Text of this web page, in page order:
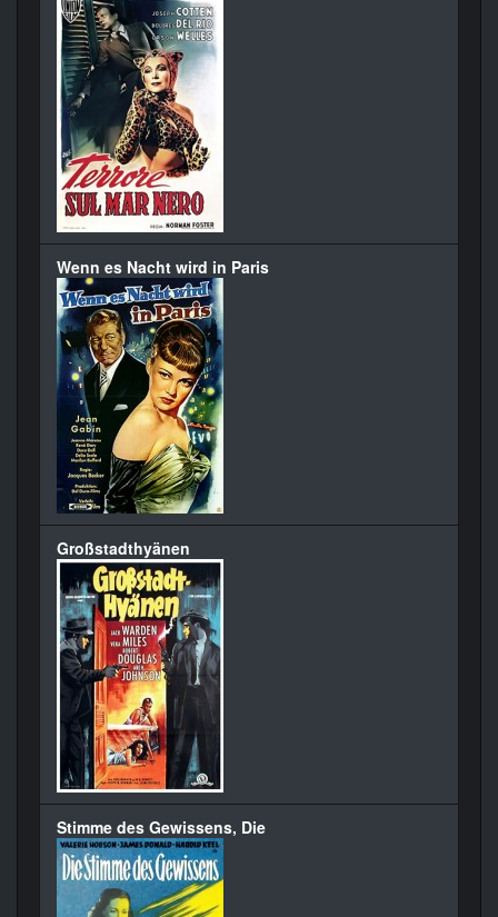
Wenn es Nacht wird in Paris
Großstadthyänen
Stimme des Gewissens, Die